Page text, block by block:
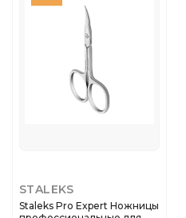
STALEKS
Staleks Pro Expert Ножницы